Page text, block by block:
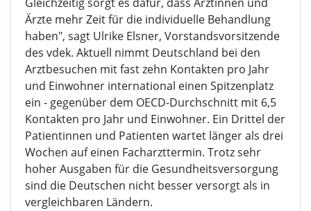
Ärzte mehr Zeit für die individuelle Behandlung
haben", sagt Ulrike Elsner, Vorstandsvorsitzende
des vdek. Aktuell nimmt Deutschland bei den
Arztbesuchen mit fast zehn Kontakten pro Jahr
und Einwohner international einen Spitzenplatz
ein - gegenüber dem OECD-Durchschnitt mit 6,5
Kontakten pro Jahr und Einwohner. Ein Drittel der
Patientinnen und Patienten wartet länger als drei
Wochen auf einen Facharzttermin. Trotz sehr
hoher Ausgaben für die Gesundheitsversorgung
sind die Deutschen nicht besser versorgt als in
vergleichbaren Ländern.